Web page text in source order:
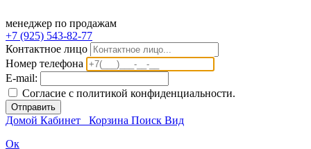
менеджер по продажам
+7 (925) 543-82-77
Контактное лицо
Номер телефона
E-mail:
Согласие с политикой конфиденциальности.
Отправить
Домой Кабинет Корзина Поиск Вид
Ок